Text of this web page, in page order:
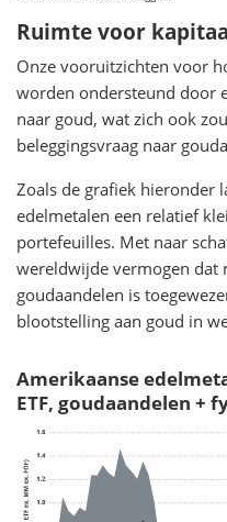
Ruimte voor
Onze vooruitzichten voor
worden ondersteund door
naar goud, wat zich ook
beleggingsvraag naar
Zoals de grafiek hieronder
edelmetalen een relatief
portefeuilles. Met naar
wereldwijde vermogen dat
goudaandelen is
blootstelling aan goud in
Amerikaanse
ETF, goudaandelen +